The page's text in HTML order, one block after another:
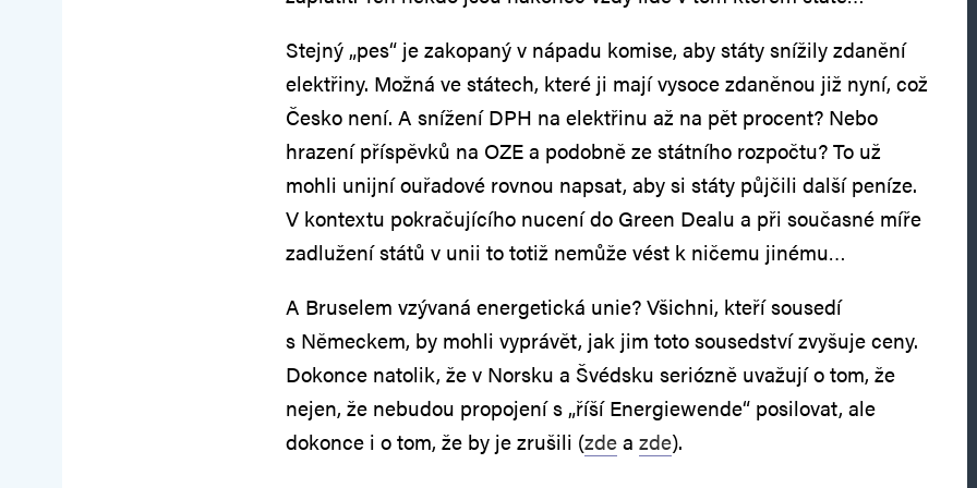
Stejný „pes“ je zakopaný v nápadu komise, aby státy snížily zdanění
elektřiny. Možná ve státech, které ji mají vysoce zdaněnou již nyní, což
Česko není. A snížení DPH na elektřinu až na pět procent? Nebo
hrazení příspěvků na OZE a podobně ze státního rozpočtu? To už
mohli unijní ouřadové rovnou napsat, aby si státy půjčili další peníze.
V kontextu pokračujícího nucení do Green Dealu a při současné míře
zadlužení států v unii to totiž nemůže vést k ničemu jinému…
A Bruselem vzývaná energetická unie? Všichni, kteří sousedí
s Německem, by mohli vyprávět, jak jim toto sousedství zvyšuje ceny.
Dokonce natolik, že v Norsku a Švédsku seriózně uvažují o tom, že
nejen, že nebudou propojení s „říší Energiewende“ posilovat, ale
dokonce i o tom, že by je zrušili (zdea zde).